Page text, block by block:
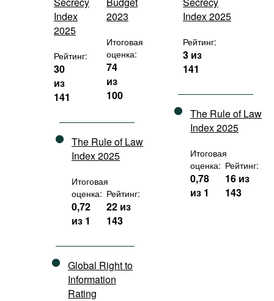
Index
2025
Рейтинг:
30
из
141
2023
Итоговая
оценка:
74
из
100
The Rule of Law
Index 2025
Итоговая
оценка:
0,72
из 1
Рейтинг:
22 из
143
Global Right to
Information
Rating
Index 2025
Рейтинг:
3 из
141
The Rule of Law
Index 2025
Итоговая
оценка:
0,78
из 1
Рейтинг:
16 из
143